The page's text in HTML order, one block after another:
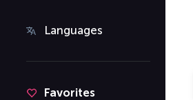
Languages
Favorites